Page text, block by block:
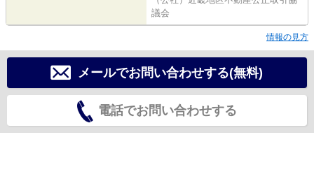
議会
情報の見方
メールでお問い合わせする(無料)
電話でお問い合わせする